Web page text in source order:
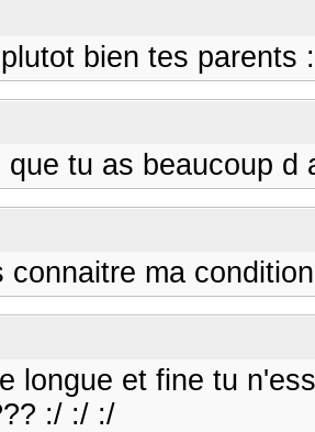
bien tes parents
que tu as beaucoup d
connaitre ma
longue et fine tu
:/ :/ :/